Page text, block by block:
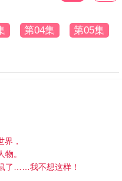
第04集 第05集
，
。
了……我不想这样！